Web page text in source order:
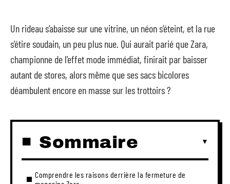
Un rideau s’abaisse sur une vitrine, un néon s’éteint, et la rue
s’étire soudain, un peu plus nue. Qui aurait parié que Zara,
championne de l’effet mode immédiat, finirait par baisser
autant de stores, alors même que ses sacs bicolores
déambulent encore en masse sur les trottoirs ?
Sommaire
Comprendre les raisons derrière la fermeture de